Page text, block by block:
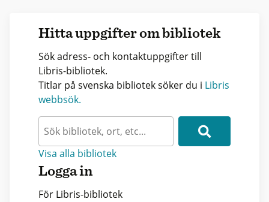
Hitta uppgifter om bibliotek
Sök adress- och kontaktuppgifter till
Libris-bibliotek.
Titlar på svenska bibliotek söker du i Libris
webbsök.
Visa alla bibliotek
Logga in
För Libris-bibliotek